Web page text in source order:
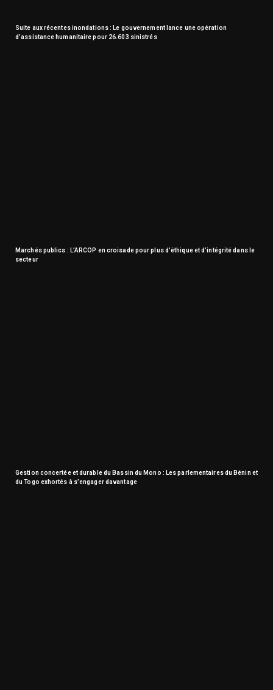
Suite aux récentes inondations : Le gouvernement lance une opération
d’assistance humanitaire pour 26.603 sinistrés
Marchés publics : L’ARCOP en croisade pour plus d’éthique et d’intégrité dans le
secteur
Gestion concertée et durable du Bassin du Mono : Les parlementaires du Bénin et
du Togo exhortés à s’engager davantage